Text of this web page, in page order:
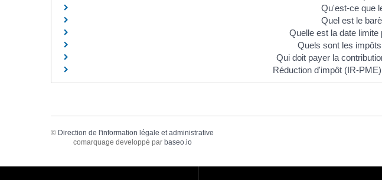
Qu'est-ce que
Quel est le
Quelle est la date
Quels sont les
Qui doit payer la
Réduction d'impôt (IR-
© Direction de l'information légale et administrative
comarquage developpé par baseo.io